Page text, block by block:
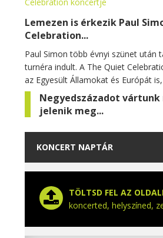
Lemezen is érkezik Paul
Celebration...
Paul Simon több évnyi szünet után
turnéra indult. A The Quiet
az Egyesült Államokat és Európát
Negyedszázadot vártunk
jelenik meg...
KONCERT NAPTÁR
TÖLTSD FEL AZ
koncerted, helyszíned,